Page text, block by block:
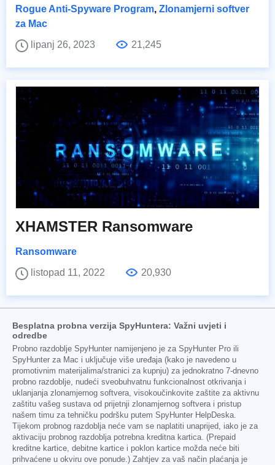
Rogue Anti-Spyware Program, Zlonamjerni softver
za Mac
lipanj 26, 2023
21,245
XHAMSTER Ransomware
Ransomware
listopad 11, 2022
20,930
Besplatna probna verzija SpyHuntera: Važni uvjeti i
odredbe
Probno razdoblje SpyHunter namijenjeno je za SpyHunter Pro ili
SpyHunter za Mac i uključuje više uređaja (kako je navedeno u
promotivnim materijalima/stranici za kupnju) za jednokratno 7-dnevno
probno razdoblje, nudeći sveobuhvatnu funkcionalnost otkrivanja i
uklanjanja zlonamjernog softvera, visokoučinkovite zaštite za aktivnu
zaštitu vašeg sustava od prijetnji zlonamjernog softvera i pristup
našem timu za tehničku podršku putem SpyHunter HelpDeska.
Tijekom probnog razdoblja neće vam se naplatiti unaprijed, iako je za
aktivaciju probnog razdoblja potrebna kreditna kartica. (Prepaid
kreditne kartice, debitne kartice i poklon kartice možda neće biti
prihvaćene u okviru ove ponude.) Zahtjev za vaš način plaćanja je